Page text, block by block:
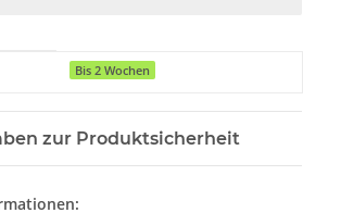
Bis 2 Wochen
zur Produktsicherheit